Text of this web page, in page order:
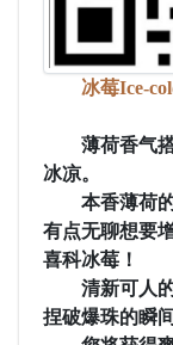
冰莓Ice-
薄荷香气
冰凉。
本香薄荷
有点无聊想要
喜科冰莓！
清新可人
捏破爆珠的瞬